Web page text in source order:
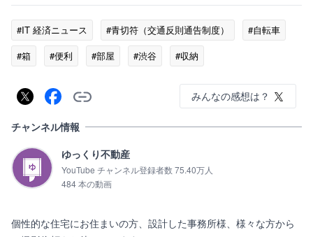
#IT 経済ニュース #青切符（交通反則通告制度）
#自転車
#箱
#便利 #部屋 #渋谷 #収納
みんなの感想は？
チャンネル情報
ゆっくり不動産
YouTube チャンネル登録者数 75.40万人
484 本の動画
個性的な住宅にお住まいの方、設計した事務所様、様々な方から